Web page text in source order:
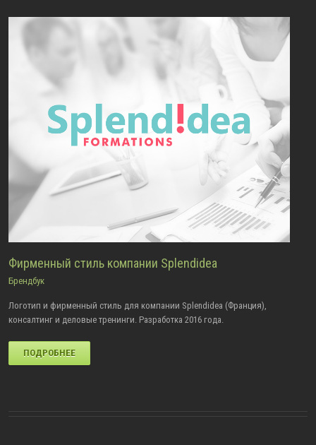
Фирменный стиль компании Splendidea
Брендбук
Логотип и фирменный стиль для компании Splendidea (Франция),
консалтинг и деловые тренинги. Разработка 2016 года.
ПОДРОБНЕЕ